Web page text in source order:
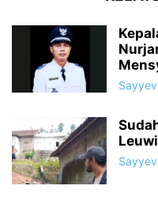
Sayyev
Sayyev